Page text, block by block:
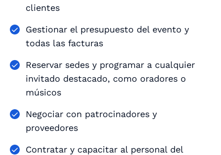
clientes
Gestionar el presupuesto del evento y
todas las facturas
Reservar sedes y programar a cualquier
invitado destacado, como oradores o
músicos
Negociar con patrocinadores y
proveedores
Contratar y capacitar al personal del